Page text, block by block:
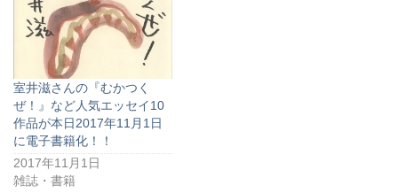
室井滋さんの『むかつく
ぜ！』など人気エッセイ10
作品が本日2017年11月1日
に電子書籍化！！
2017年11月1日
雑誌・書籍